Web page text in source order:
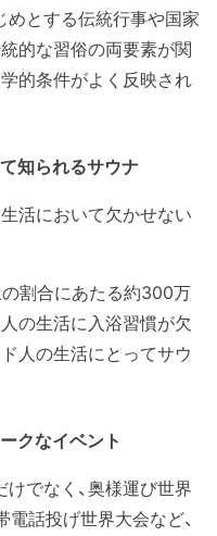
めとする伝統行事や国家
的な習俗の両要素が関
的条件がよく反映され
知られるサウナ
活において欠かせない
の割合にあたる約300万
の生活に入浴習慣が欠
人の生活にとってサウ
クなイベント
でなく、奥様運び世界
電話投げ世界大会など、